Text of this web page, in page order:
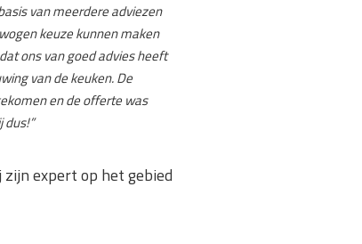
van meerdere adviezen
keuze kunnen maken
ons van goed advies heeft
van de keuken. De
en de offerte was
dus!”
expert op het gebied